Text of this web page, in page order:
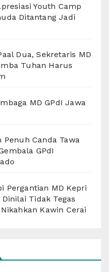
Youth Camp
Ditantang Jadi
Dua, Sekretaris MD
Tuhan Harus
MD GPdI Jawa
Penuh Canda Tawa
GPdI
Pergantian MD Kepri
Dinilai Tidak Tegas
Kawin Cerai